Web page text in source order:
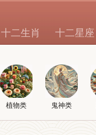
十二生肖 十二星座
植物类 鬼神类